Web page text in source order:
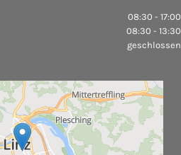
08:30 - 17:00
08:30 - 13:30
geschlossen